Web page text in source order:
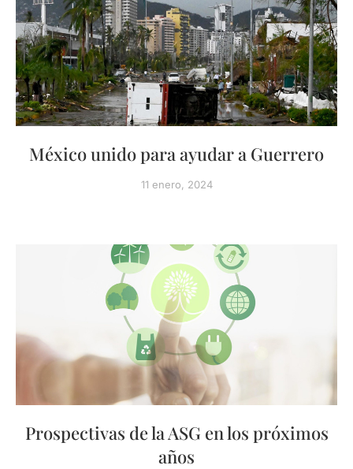
México unido para ayudar a Guerrero
11 enero, 2024
Prospectivas de la ASG en los próximos
años